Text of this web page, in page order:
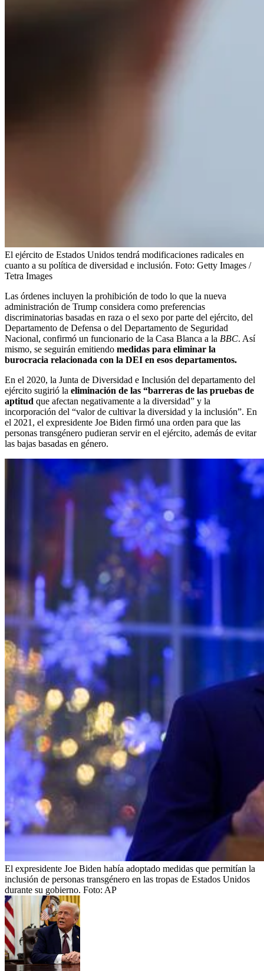
El ejército de Estados Unidos tendrá modificaciones radicales en
cuanto a su política de diversidad e inclusión. Foto: Getty Images /
Tetra Images
Las órdenes incluyen la prohibición de todo lo que la nueva
administración de Trump considera como preferencias
discriminatorias basadas en raza o el sexo por parte del ejército, del
Departamento de Defensa o del Departamento de Seguridad
Nacional, confirmó un funcionario de la Casa Blanca a la BBC. Así
mismo, se seguirán emitiendo medidas para eliminar la
burocracia relacionada con la DEI en esos departamentos.
En el 2020, la Junta de Diversidad e Inclusión del departamento del
ejército sugirió la eliminación de las “barreras de las pruebas de
aptitud que afectan negativamente a la diversidad” y la
incorporación del “valor de cultivar la diversidad y la inclusión”. En
el 2021, el expresidente Joe Biden firmó una orden para que las
personas transgénero pudieran servir en el ejército, además de evitar
las bajas basadas en género.
El expresidente Joe Biden había adoptado medidas que permitían la
inclusión de personas transgénero en las tropas de Estados Unidos
durante su gobierno. Foto: AP